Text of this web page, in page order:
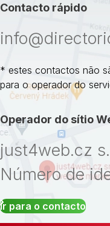
Contacto rápido
* estes contactos não
para o operador do
Operador do sítio
just4web.cz
Número de
Ir para o contacto